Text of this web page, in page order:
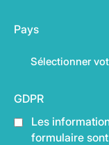
Pays
GDPR
Les
formulaire